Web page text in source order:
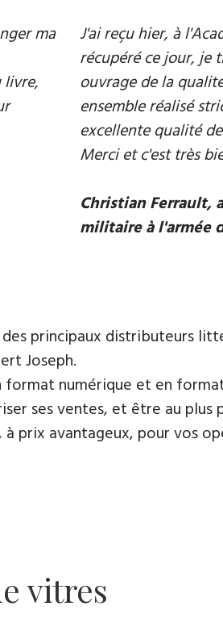
ma
J'ai reçu hier, à
récupéré ce jour, je
ouvrage de la
ensemble réalisé
excellente qualité
Merci et c'est très
Christian Ferrault,
militaire à l'armée
principaux distributeurs
Joseph.
format numérique et en
ses ventes, et être au plus
prix avantageux, pour vos
vitres